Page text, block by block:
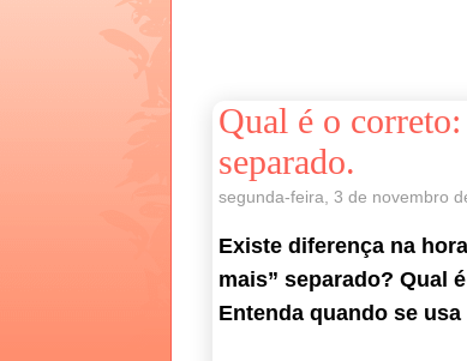
Qual é o
separado.
segunda-feira, 3 de novembro
Existe diferença na
mais” separado? Qual
Entenda quando se